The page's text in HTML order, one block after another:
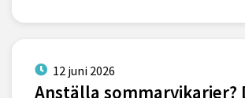
12 juni 2026
Anställa sommarvikarier?